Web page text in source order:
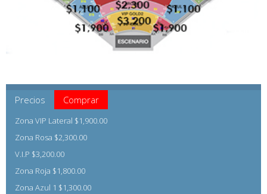
Precios Comprar
Zona VIP Lateral $1,900.00
Zona Rosa $2,300.00
V.I.P $3,200.00
Zona Roja $1,800.00
Zona Azul 1 $1,300.00